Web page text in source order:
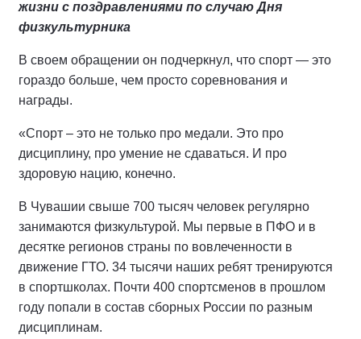
жизни с поздравлениями по случаю Дня
физкультурника
В своем обращении он подчеркнул, что спорт — это
гораздо больше, чем просто соревнования и
награды.
«Спорт – это не только про медали. Это про
дисциплину, про умение не сдаваться. И про
здоровую нацию, конечно.
В Чувашии свыше 700 тысяч человек регулярно
занимаются физкультурой. Мы первые в ПФО и в
десятке регионов страны по вовлеченности в
движение ГТО. 34 тысячи наших ребят тренируются
в спортшколах. Почти 400 спортсменов в прошлом
году попали в состав сборных России по разным
дисциплинам.